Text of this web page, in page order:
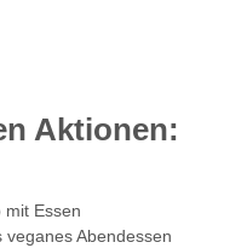
Aktionen:
mit Essen
Abendessen